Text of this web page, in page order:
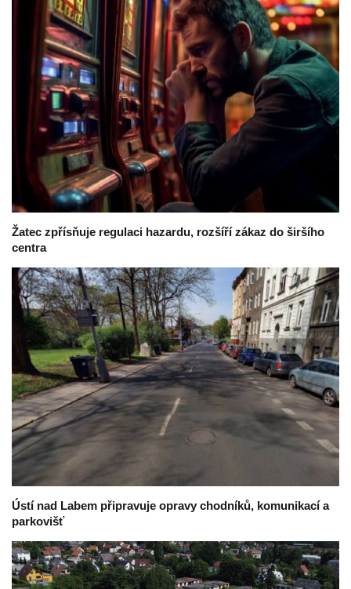
Žatec zpřísňuje regulaci hazardu, rozšíří zákaz do širšího
centra
Ústí nad Labem připravuje opravy chodníků, komunikací a
parkovišť